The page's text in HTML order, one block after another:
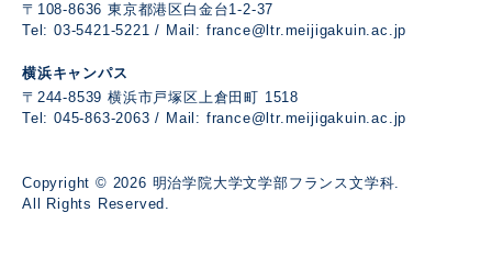
〒108-8636 東京都港区白金台1-2-37
Tel: 03-5421-5221 / Mail: france@ltr.meijigakuin.ac.jp
横浜キャンパス
〒244-8539 横浜市戸塚区上倉田町 1518
Tel: 045-863-2063 / Mail: france@ltr.meijigakuin.ac.jp
Copyright © 2026 明治学院大学文学部フランス文学科.
All Rights Reserved.